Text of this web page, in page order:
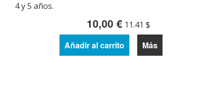
4 y 5 años.
10,00 € 11.41 $
Añadir al carrito Más